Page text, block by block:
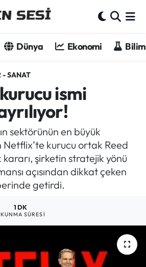
Dünya Ekonomi
- SANAT
ismi
sektörünün en büyük
kurucu ortak Reed
kararı, şirketin stratejik yönü
açısından dikkat çeken
getirdi.
1 DK
SÜRESI